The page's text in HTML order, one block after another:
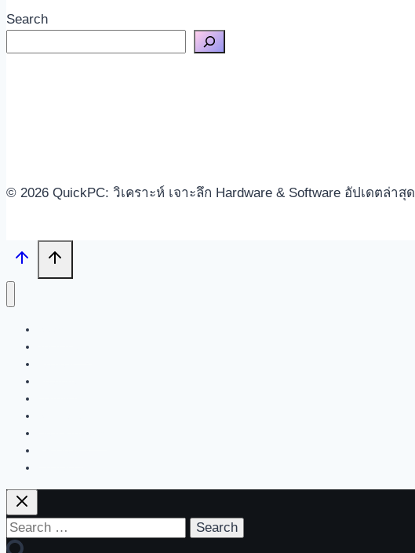
Search
© 2026 QuickPC: วิเคราะห์ เจาะลึก Hardware & Software อัปเดตล่าสุด
Search
for: